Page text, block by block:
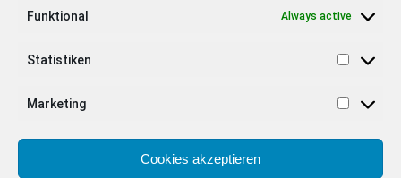
Funktional Always active
Statistiken
Marketing
Cookies akzeptieren